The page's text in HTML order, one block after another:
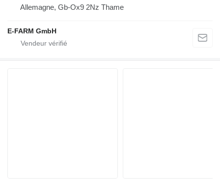
Allemagne, Gb-Ox9 2Nz Thame
E-FARM GmbH